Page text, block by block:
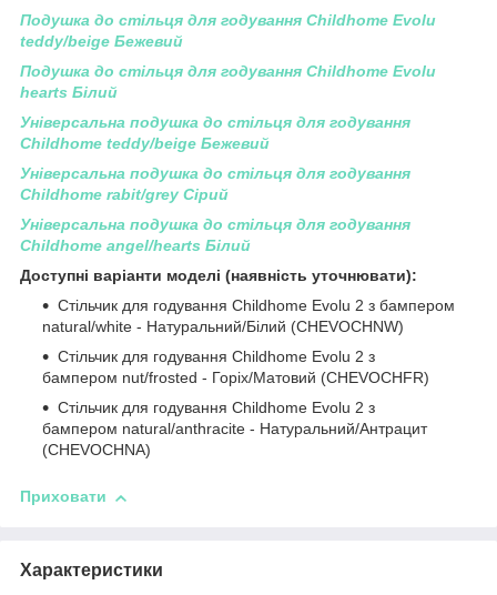
Подушка до стільця для годування Childhome Evolu
teddy/beige Бежевий
Подушка до стільця для годування Childhome Evolu
hearts Білий
Універсальна подушка до стільця для годування
Childhome teddy/beige Бежевий
Універсальна подушка до стільця для годування
Childhome rabit/grey Сірий
Універсальна подушка до стільця для годування
Childhome angel/hearts Білий
Доступні варіанти моделі (наявність уточнювати):
Стільчик для годування Childhome Evolu 2 з бампером
natural/white - Натуральний/Білий (CHEVOCHNW)
Стільчик для годування Childhome Evolu 2 з
бампером nut/frosted - Горіх/Матовий (CHEVOCHFR)
Стільчик для годування Childhome Evolu 2 з
бампером natural/anthracite - Натуральний/Антрацит
(CHEVOCHNA)
Приховати
Характеристики